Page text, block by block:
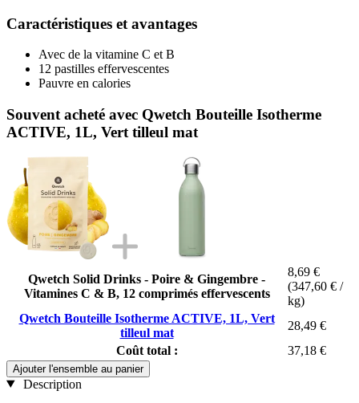
Caractéristiques et avantages
Avec de la vitamine C et B
12 pastilles effervescentes
Pauvre en calories
Souvent acheté avec Qwetch Bouteille Isotherme
ACTIVE, 1L, Vert tilleul mat
Qwetch Solid Drinks - Poire & Gingembre -
Vitamines C & B, 12 comprimés effervescents
8,69 €
(347,60 € /
kg)
Qwetch Bouteille Isotherme ACTIVE, 1L, Vert
tilleul mat
28,49 €
Coût total :
37,18 €
Ajouter l'ensemble au panier
Description